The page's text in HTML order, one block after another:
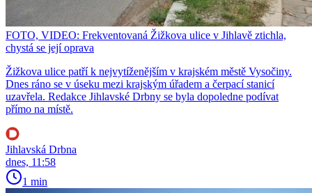
FOTO, VIDEO: Frekventovaná Žižkova ulice v Jihlavě ztichla,
chystá se její oprava
Žižkova ulice patří k nejvytíženějším v krajském městě Vysočiny.
Dnes ráno se v úseku mezi krajským úřadem a čerpací stanicí
uzavřela. Redakce Jihlavské Drbny se byla dopoledne podívat
přímo na místě.
Jihlavská Drbna
dnes, 11:58
1 min